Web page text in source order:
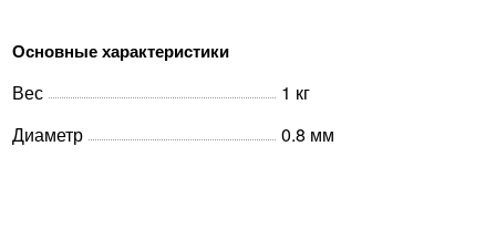
Основные характеристики
Вес
1 кг
Диаметр
0.8 мм